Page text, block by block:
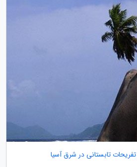
تابستانی در شرق آسیا